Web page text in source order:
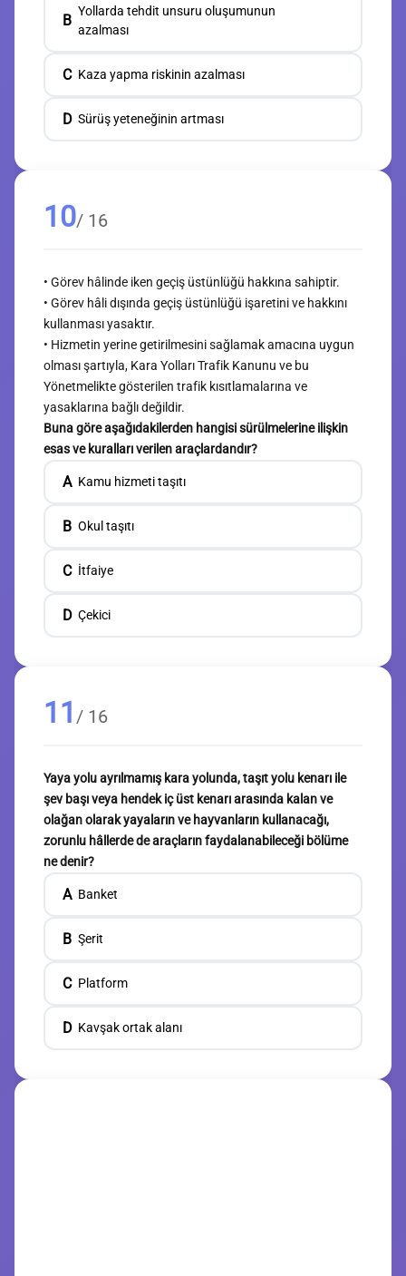
B
Yollarda tehdit unsuru oluşumunun
azalması
C Kaza yapma riskinin azalması
D Sürüş yeteneğinin artması
10/ 16
• Görev hâlinde iken geçiş üstünlüğü hakkına sahiptir.
• Görev hâli dışında geçiş üstünlüğü işaretini ve hakkını
kullanması yasaktır.
• Hizmetin yerine getirilmesini sağlamak amacına uygun
olması şartıyla, Kara Yolları Trafik Kanunu ve bu
Yönetmelikte gösterilen trafik kısıtlamalarına ve
yasaklarına bağlı değildir.
Buna göre aşağıdakilerden hangisi sürülmelerine ilişkin
esas ve kuralları verilen araçlardandır?
A Kamu hizmeti taşıtı
B Okul taşıtı
C İtfaiye
D Çekici
11 / 16
Yaya yolu ayrılmamış kara yolunda, taşıt yolu kenarı ile
şev başı veya hendek iç üst kenarı arasında kalan ve
olağan olarak yayaların ve hayvanların kullanacağı,
zorunlu hâllerde de araçların faydalanabileceği bölüme
ne denir?
A Banket
B Şerit
C Platform
D Kavşak ortak alanı